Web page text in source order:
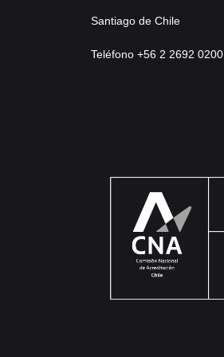
Santiago de Chile
Teléfono +56 2 2692 0200